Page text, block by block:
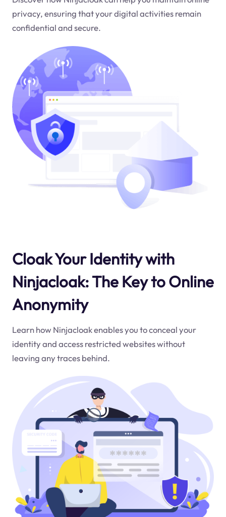
privacy, ensuring that your digital activities remain
confidential and secure.
Cloak Your Identity with
Ninjacloak: The Key to Online
Anonymity
Learn how Ninjacloak enables you to conceal your
identity and access restricted websites without
leaving any traces behind.